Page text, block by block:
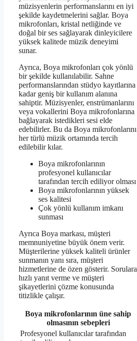
müzisyenlerin performanslarını en iyi
şekilde kaydetmelerini sağlar. Boya
mikrofonları, kristal netliğinde ve
doğal bir ses sağlayarak dinleyicilere
yüksek kalitede müzik deneyimi
sunar.
Ayrıca, Boya mikrofonları çok yönlü
bir şekilde kullanılabilir. Sahne
performanslarından stüdyo kayıtlarına
kadar geniş bir kullanım alanına
sahiptir. Müzisyenler, enstrümanlarını
veya vokallerini Boya mikrofonlarına
bağlayarak istedikleri sesi elde
edebilirler. Bu da Boya mikrofonlarını
her türlü müzik ortamında tercih
edilebilir kılar.
Boya mikrofonlarının
profesyonel kullanıcılar
tarafından tercih ediliyor olması
Boya mikrofonlarının yüksek
ses kalitesi
Çok yönlü kullanım imkanı
sunması
Ayrıca Boya markası, müşteri
memnuniyetine büyük önem verir.
Müşterilerine yüksek kaliteli ürünler
sunmanın yanı sıra, müşteri
hizmetlerine de özen gösterir. Sorulara
hızlı yanıt verme ve müşteri
şikayetlerini çözme konusunda
titizlikle çalışır.
Boya mikrofonlarının üne sahip
olmasının sebepleri
Profesyonel kullanıcılar tarafından